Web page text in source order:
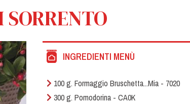
INGREDIENTI MENÙ
100 g. Formaggio Bruschetta...Mia - 7020
300 g. Pomodorina - CA0K